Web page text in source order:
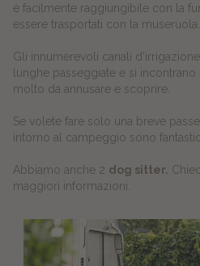
è facilmente raggiungibile con la
essere trasportati con la museruola.
Gli innumerevoli canali
lunghe passeggiate e si
molto da annusare e scoprire.
Se volete fare solo una breve
intorno al campeggio sono
Abbiamo anche 2 dog sitter.
maggiori informazioni.